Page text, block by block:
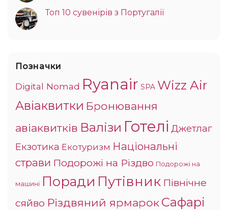
Топ 10 сувенірів з Португалії
Позначки
Digital Nomad Ryanair SPA Wizz Air
Авіаквитки Бронювання
авіаквитків Валізи Готелі Джетлаг
Екзотика Екотуризм Національні
страви Подорожі на Різдво Подорожі на
машині Поради Путівник Північне
сяйво Різдвяний ярмарокСафарі